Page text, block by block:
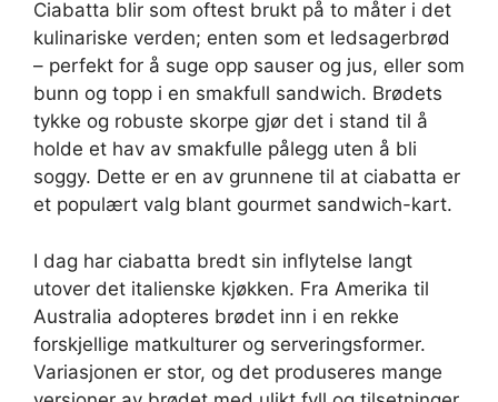
Ciabatta blir som oftest brukt på to måter i det
kulinariske verden; enten som et ledsagerbrød
– perfekt for å suge opp sauser og jus, eller som
bunn og topp i en smakfull sandwich. Brødets
tykke og robuste skorpe gjør det i stand til å
holde et hav av smakfulle pålegg uten å bli
soggy. Dette er en av grunnene til at ciabatta er
et populært valg blant gourmet sandwich-kart.
I dag har ciabatta bredt sin inflytelse langt
utover det italienske kjøkken. Fra Amerika til
Australia adopteres brødet inn i en rekke
forskjellige matkulturer og serveringsformer.
Variasjonen er stor, og det produseres mange